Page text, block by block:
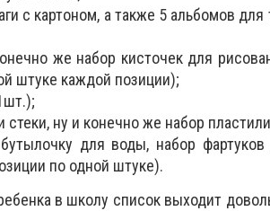
с картоном, а также 5 альбомов
же набор кисточек для
штуке каждой позиции);
ну и конечно же набор
для воды, набор
по одной штуке).
в школу список выходит